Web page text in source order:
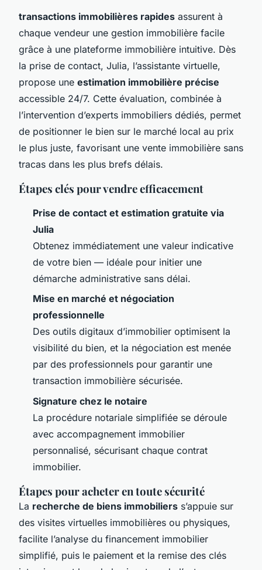
transactions immobilières rapides assurent à
chaque vendeur une gestion immobilière facile
grâce à une plateforme immobilière intuitive. Dès
la prise de contact, Julia, l’assistante virtuelle,
propose une estimation immobilière précise
accessible 24/7. Cette évaluation, combinée à
l’intervention d’experts immobiliers dédiés, permet
de positionner le bien sur le marché local au prix
le plus juste, favorisant une vente immobilière sans
tracas dans les plus brefs délais.
Étapes clés pour vendre efficacement
Prise de contact et estimation gratuite via
Julia
Obtenez immédiatement une valeur indicative
de votre bien — idéale pour initier une
démarche administrative sans délai.
Mise en marché et négociation
professionnelle
Des outils digitaux d’immobilier optimisent la
visibilité du bien, et la négociation est menée
par des professionnels pour garantir une
transaction immobilière sécurisée.
Signature chez le notaire
La procédure notariale simplifiée se déroule
avec accompagnement immobilier
personnalisé, sécurisant chaque contrat
immobilier.
Étapes pour acheter en toute sécurité
La recherche de biens immobiliers s’appuie sur
des visites virtuelles immobilières ou physiques,
facilite l’analyse du financement immobilier
simplifié, puis le paiement et la remise des clés